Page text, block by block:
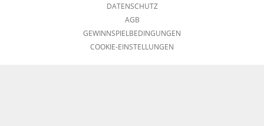
DATENSCHUTZ
AGB
GEWINNSPIELBEDINGUNGEN
COOKIE-EINSTELLUNGEN